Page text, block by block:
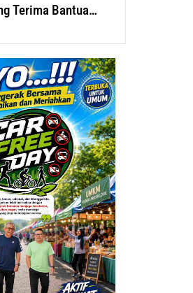
Terima Bantua…